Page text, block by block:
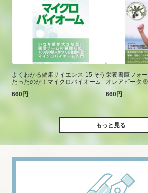
よくわかる健康サイエンス-15 そう
だったのか！マイクロバイオーム
660円
栄養書庫フォ
オレアビータ
660円
もっと見る